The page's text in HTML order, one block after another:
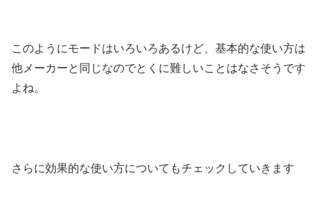
このようにモードはいろいろあるけど、基本的な使い方は
他メーカーと同じなのでとくに難しいことはなさそうです
よね。
さらに効果的な使い方についてもチェックしていきます